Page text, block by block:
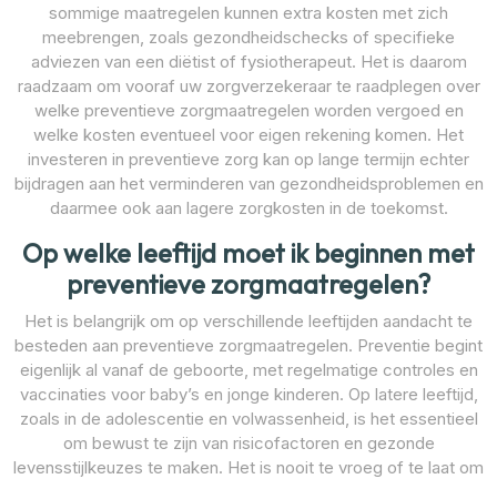
sommige maatregelen kunnen extra kosten met zich
meebrengen, zoals gezondheidschecks of specifieke
adviezen van een diëtist of fysiotherapeut. Het is daarom
raadzaam om vooraf uw zorgverzekeraar te raadplegen over
welke preventieve zorgmaatregelen worden vergoed en
welke kosten eventueel voor eigen rekening komen. Het
investeren in preventieve zorg kan op lange termijn echter
bijdragen aan het verminderen van gezondheidsproblemen en
daarmee ook aan lagere zorgkosten in de toekomst.
Op welke leeftijd moet ik beginnen met
preventieve zorgmaatregelen?
Het is belangrijk om op verschillende leeftijden aandacht te
besteden aan preventieve zorgmaatregelen. Preventie begint
eigenlijk al vanaf de geboorte, met regelmatige controles en
vaccinaties voor baby’s en jonge kinderen. Op latere leeftijd,
zoals in de adolescentie en volwassenheid, is het essentieel
om bewust te zijn van risicofactoren en gezonde
levensstijlkeuzes te maken. Het is nooit te vroeg of te laat om